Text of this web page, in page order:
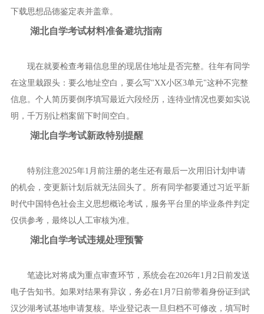
下载思想品德鉴定表并盖章。
湖北自学考试材料准备避坑指南
现在就要检查考籍信息里的现居住地址是否完整。往年有同学
在这里栽跟头：要么地址空白，要么写"XX小区3单元"这种不完整
信息。个人简历要倒序填写最近六段经历，连待业情况也要如实说
明，千万别让档案留下时间空白。
湖北自学考试新政特别提醒
特别注意2025年1月前注册的老生还有最后一次用旧计划申请
的机会，变更新计划后就无法回头了。所有同学都要通过习近平新
时代中国特色社会主义思想概论考试，服务平台里的毕业条件判定
仅供参考，最终以人工审核为准。
湖北自学考试违规处理预警
笔迹比对将成为重点审查环节，系统会在2026年1月2日前发送
电子告知书。如果对结果有异议，务必在1月7日前带着身份证到武
汉沙湖考试基地申请复核。毕业登记表一旦归档不可修改，填写时